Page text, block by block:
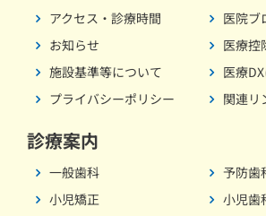
アクセス・診療時間
医院ブ
お知らせ
医療控
施設基準等について
医療
プライバシーポリシー
関連リ
診療案内
一般歯科
予防歯
小児矯正
小児歯